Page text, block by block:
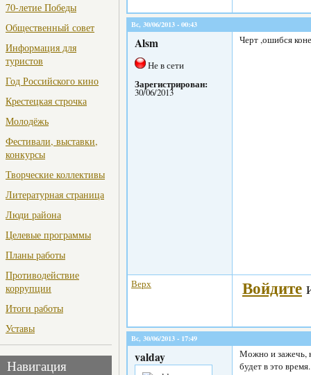
70-летие Победы
Общественный совет
Информация для
туристов
Год Российского кино
Крестецкая строчка
Молодёжь
Фестивали, выставки,
конкурсы
Творческие коллективы
Литературная страница
Люди района
Целевые программы
Планы работы
Противодействие
коррупции
Итоги работы
Уставы
Навигация
Вс, 30/06/2013 - 00:43
Alsm
Не в сети
Зарегистрирован:
30/06/2013
Черт ,ошибся
Верх Войдите
Вс, 30/06/2013 - 17:49
valday
Можно и зажечь,
будет в это время.